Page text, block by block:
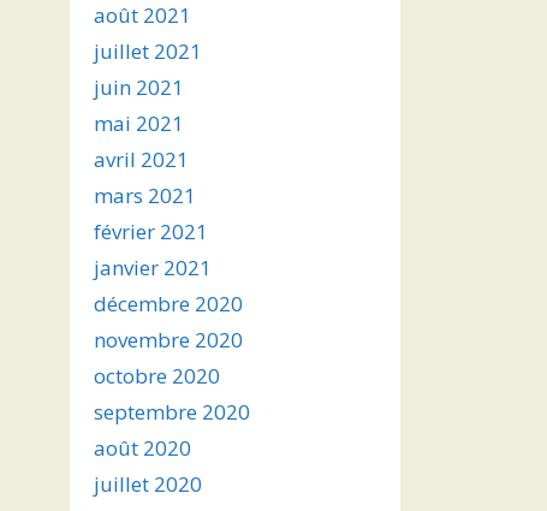
août 2021
juillet 2021
juin 2021
mai 2021
avril 2021
mars 2021
février 2021
janvier 2021
décembre 2020
novembre 2020
octobre 2020
septembre 2020
août 2020
juillet 2020